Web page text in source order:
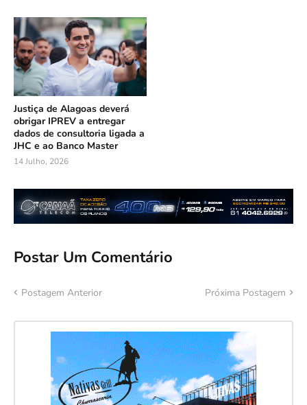
Justiça de Alagoas deverá
obrigar IPREV a entregar
dados de consultoria ligada a
JHC e ao Banco Master
14 Julho, 2026
Postar Um Comentário
Postagem Anterior Próxima Postagem